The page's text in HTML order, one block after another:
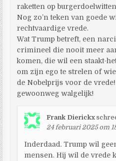
raketten op
Nog zo’n teken van goede
rechtvaardige vrede.
Wat Trump betreft, een
crimineel die nooit meer
komen, die wil een staakt-
om zijn ego te strelen of
de Nobelprijs voor de
gewoonweg walgelijk!
Frank Dierickx
24 februari 2025 om
Inderdaad. Trump wil
mensen. Hij wil de vrede